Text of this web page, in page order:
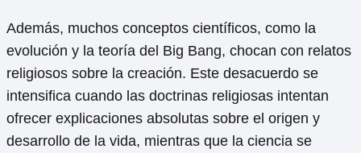
Además, muchos conceptos científicos, como la
evolución y la teoría del Big Bang, chocan con relatos
religiosos sobre la creación. Este desacuerdo se
intensifica cuando las doctrinas religiosas intentan
ofrecer explicaciones absolutas sobre el origen y
desarrollo de la vida, mientras que la ciencia se